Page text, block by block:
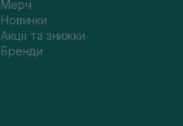
Мерч
Новинки
Акції та знижки
Бренди